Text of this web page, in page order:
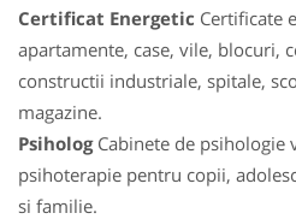
Certificat Energetic Certificate
apartamente, case, vile, blocuri,
constructii industriale, spitale,
magazine.
PsihologCabinete de psihologie
psihoterapie pentru copii,
si familie.